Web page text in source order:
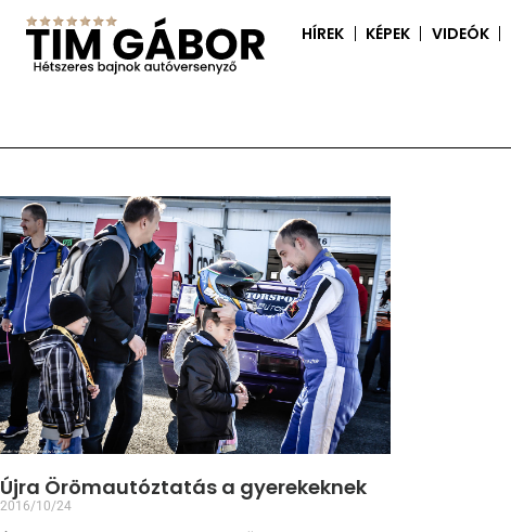
HÍREK KÉPEK VIDEÓK
Újra Örömautóztatás a gyerekeknek
2016/10/24